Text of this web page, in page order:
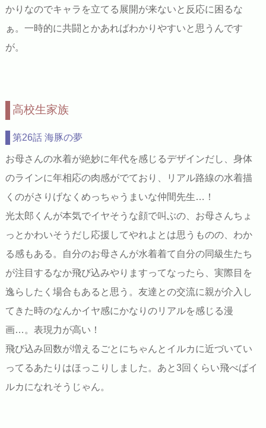
かりなのでキャラを立てる展開が来ないと反応に困るな
ぁ。一時的に共闘とかあればわかりやすいと思うんです
が。
高校生家族
第26話 海豚の夢
お母さんの水着が絶妙に年代を感じるデザインだし、身体
のラインに年相応の肉感がでており、リアル路線の水着描
くのがさりげなくめっちゃうまいな仲間先生…！
光太郎くんが本気でイヤそうな顔で叫ぶの、お母さんちょ
っとかわいそうだし応援してやれよとは思うものの、わか
る感もある。自分のお母さんが水着着て自分の同級生たち
が注目するなか飛び込みやりますってなったら、実際目を
逸らしたく場合もあると思う。友達との交流に親が介入し
てきた時のなんかイヤ感にかなりのリアルを感じる漫
画…。表現力が高い！
飛び込み回数が増えるごとにちゃんとイルカに近づいてい
ってるあたりはほっこりしました。あと3回くらい飛べばイ
ルカになれそうじゃん。